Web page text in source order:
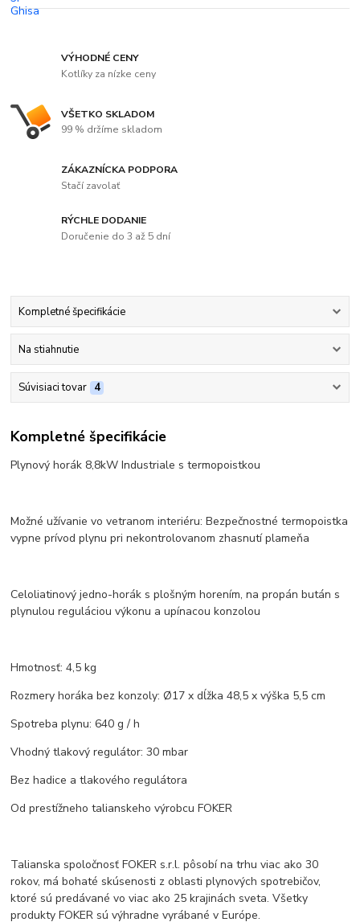
VÝHODNÉ CENY
Kotlíky za nízke ceny
VŠETKO SKLADOM
99 % držíme skladom
ZÁKAZNÍCKA PODPORA
Stačí zavolať
RÝCHLE DODANIE
Doručenie do 3 až 5 dní
Kompletné špecifikácie
Na stiahnutie
Súvisiaci tovar 4
Kompletné špecifikácie
Plynový horák 8,8kW Industriale s termopoistkou
Možné užívanie vo vetranom interiéru: Bezpečnostné termopoistka
vypne prívod plynu pri nekontrolovanom zhasnutí plameňa
Celoliatinový jedno-horák s plošným horením, na propán bután s
plynulou reguláciou výkonu a upínacou konzolou
Hmotnosť: 4,5 kg
Rozmery horáka bez konzoly: Ø17 x dĺžka 48,5 x výška 5,5 cm
Spotreba plynu: 640 g / h
Vhodný tlakový regulátor: 30 mbar
Bez hadice a tlakového regulátora
Od prestížneho talianskeho výrobcu FOKER
Talianska spoločnosť FOKER s.r.l. pôsobí na trhu viac ako 30
rokov, má bohaté skúsenosti z oblasti plynových spotrebičov,
ktoré sú predávané vo viac ako 25 krajinách sveta. Všetky
produkty FOKER sú výhradne vyrábané v Európe.